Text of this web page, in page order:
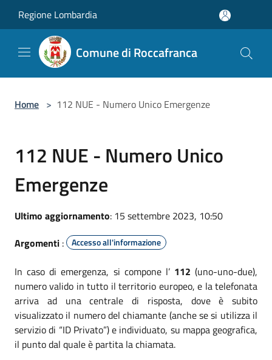
Regione Lombardia
Comune di Roccafranca
Home > 112 NUE - Numero Unico Emergenze
112 NUE - Numero Unico
Emergenze
Ultimo aggiornamento: 15 settembre 2023, 10:50
Argomenti : Accesso all'informazione
In caso di emergenza, si compone l’ 112 (uno-uno-due),
numero valido in tutto il territorio europeo, e la telefonata
arriva ad una centrale di risposta, dove è subito
visualizzato il numero del chiamante (anche se si utilizza il
servizio di “ID Privato”) e individuato, su mappa geografica,
il punto dal quale è partita la chiamata.